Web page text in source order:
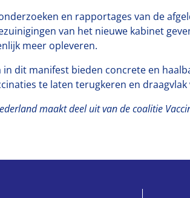
en rapportages van de
van het nieuwe kabinet
meer opleveren.
in dit manifest bieden concrete en
te laten terugkeren en
maakt deel uit van de coalitie